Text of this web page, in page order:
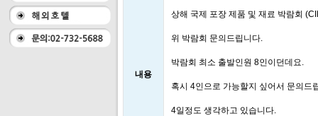
내용
상해 국제 포장 제품 및 재료 박람회
위 박람회 문의드립니다.
박람회 최소 출발인원 8인이던데요.
혹시 4인으로 가능할지 싶어서 문의드
4일정도 생각하고 있습니다.